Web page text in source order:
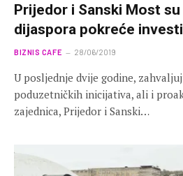
Prijedor i Sanski Most
dijaspora pokreće
BIZNIS CAFE 28/06/2019
U posljednje dvije godine,
poduzetničkih inicijativa, ali i
zajednica, Prijedor i Sanski…